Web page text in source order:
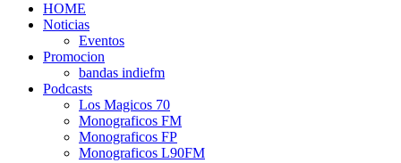
HOME
Noticias
Eventos
Promocion
bandas indiefm
Podcasts
Los Magicos 70
Monograficos FM
Monograficos FP
Monograficos L90FM